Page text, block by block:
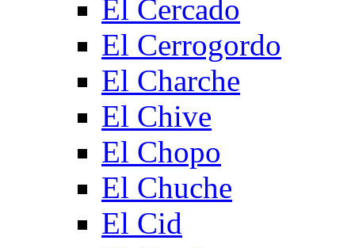
El Cercado
El Cerrogordo
El Charche
El Chive
El Chopo
El Chuche
El Cid